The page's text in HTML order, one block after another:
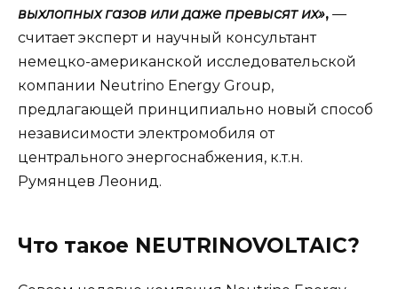
выхлопных газов или даже превысят их», —
считает эксперт и научный консультант
немецко-американской исследовательской
компании Neutrino Energy Group,
предлагающей принципиально новый способ
независимости электромобиля от
центрального энергоснабжения, к.т.н.
Румянцев Леонид.
Что такое NEUTRINOVOLTAIC?